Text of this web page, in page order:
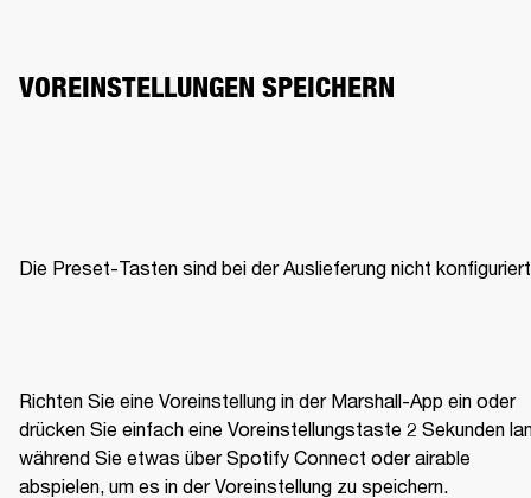
VOREINSTELLUNGEN SPEICHERN
Die Preset-Tasten sind bei der Auslieferung nicht
Richten Sie eine Voreinstellung in der Marshall-App ein oder
drücken Sie einfach eine Voreinstellungstaste 2 Sekunden
während Sie etwas über Spotify Connect oder airable
abspielen, um es in der Voreinstellung zu speichern.